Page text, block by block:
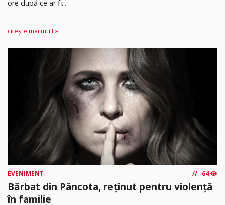
ore după ce ar fi...
citește mai mult »
EVENIMENT 64
Bărbat din Pâncota, reținut pentru violență
în familie